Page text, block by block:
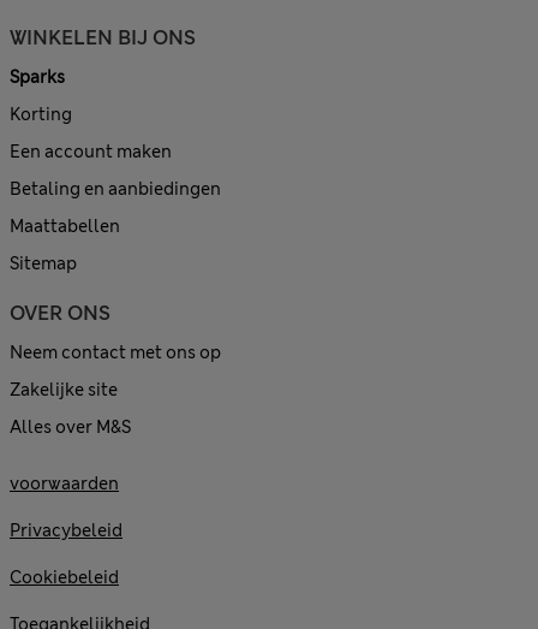
WINKELEN BIJ ONS
Sparks
Korting
Een account maken
Betaling en aanbiedingen
Maattabellen
Sitemap
OVER ONS
Neem contact met ons op
Zakelijke site
Alles over M&S
voorwaarden
Privacybeleid
Cookiebeleid
Toegankelijkheid